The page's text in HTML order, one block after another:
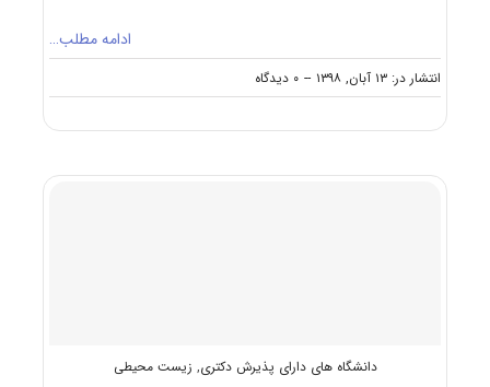
ادامه مطلب…
انتشار در: ۱۳ آبان, ۱۳۹۸ -- ۰ دیدگاه
on
دانلود
زمین‌شناسی
دانشگاه های دارای پذیرش دکتری, زیست محیطی